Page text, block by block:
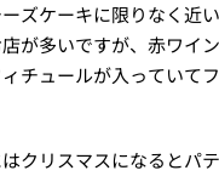
ズケーキに限りなく近
が多いですが、赤ワイ
チュールが入っていて
クリスマスになるとパ